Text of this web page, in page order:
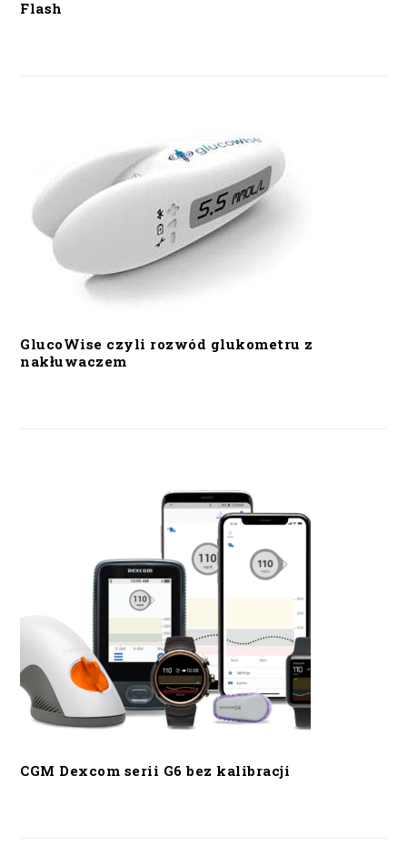
Flash
GlucoWise czyli rozwód glukometru z
nakłuwaczem
CGM Dexcom serii G6 bez kalibracji